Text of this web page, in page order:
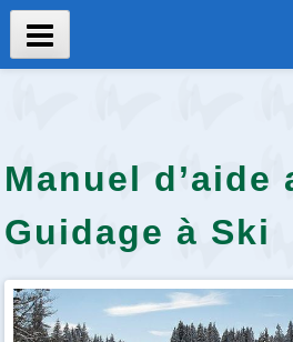
Aller
contenu
Menu
Manuel d’aide
Guidage à Ski